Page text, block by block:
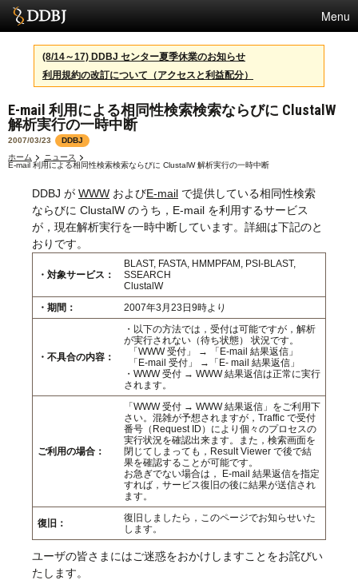
Menu
サービス
スパコン
統計
活動
センターについて
利用規約
問合せ
English
(8/14～17) DDBJ センター夏季休業のお知らせ
利用規約の改訂について（アクセスと利益配分）
E-mail 利用による相同性検索検索ならびに ClustalW
解析実行の一時中断
2007/03/23
DDBJ
ホーム
ニュース
E-mail 利用による相同性検索検索ならびに ClustalW 解析実行の一時中断
DDBJ が WWW およびE-mail で提供している相同性検索
ならびに ClustalW のうち，E-mail を利用するサービス
が，現在解析実行を一時中断しています。詳細は下記のと
おりです。
・対象サービス：
BLAST, FASTA, HMMPFAM, PSI-BLAST,
SSEARCH
ClustalW
・期間：
2007年3月23日9時より
・不具合の内容：
・以下の方法では，受付は可能ですが，解析
が実行されない（待ち状態） 状況です。
「WWW 受付」 → 「E-mail 結果返信」
「E-mail 受付」 →「E- mail 結果返信」
・WWW 受付 → WWW 結果返信は正常に実行
されます。
ご利用の場合：
「WWW 受付 → WWW 結果返信」をご利用下
さい。混雑が予想されますが，Traffic で受付
番号（Request ID）により個々のプロセスの
実行状況を確認出来ます。また，検索画面を
閉じてしまっても，Result Viewer で後で結
果を確認することが可能です。
お急ぎでない場合は， E-mail 結果返信を指定
すれば，サービス復旧の後に結果が送信され
ます。
復旧：
復旧しましたら，このページでお知らせいた
します。
ユーザの皆さまにはご迷惑をおかけしますことをお詫びい
たします。